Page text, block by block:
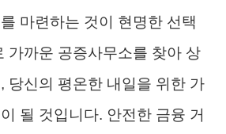
마련하는 것이 현명한 선택
가까운 공증사무소를 찾아 상
당신의 평온한 내일을 위한 가
될 것입니다. 안전한 금융 거